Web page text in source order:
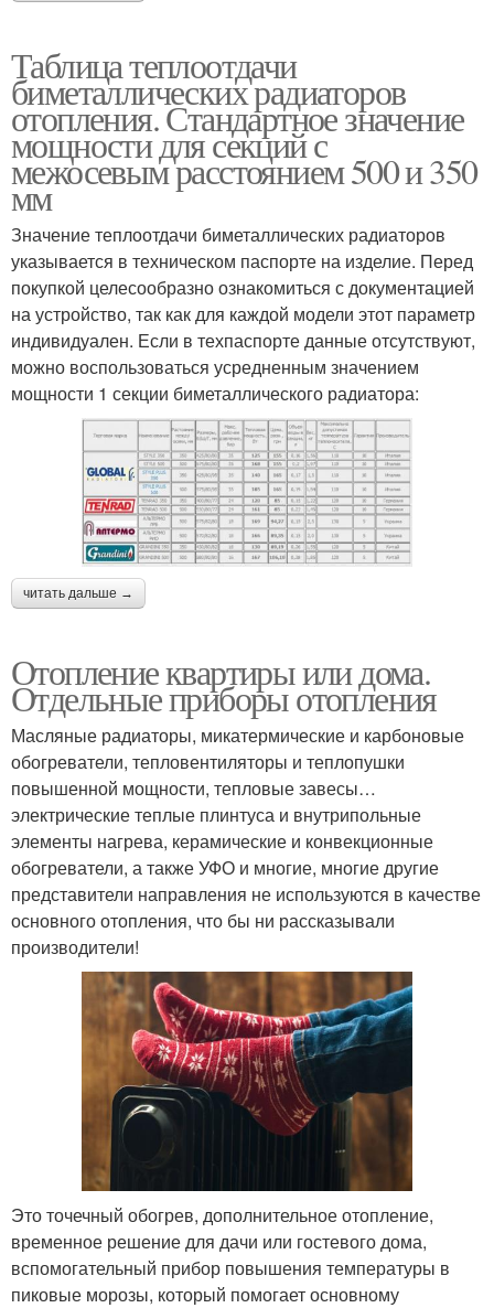
Таблица теплоотдачи
биметаллических радиаторов
отопления. Стандартное значение
мощности для секций с
межосевым расстоянием 500 и 350
мм
Значение теплоотдачи биметаллических радиаторов
указывается в техническом паспорте на изделие. Перед
покупкой целесообразно ознакомиться с документацией
на устройство, так как для каждой модели этот параметр
индивидуален. Если в техпаспорте данные отсутствуют,
можно воспользоваться усредненным значением
мощности 1 секции биметаллического радиатора:
читать дальше →
Отопление квартиры или дома.
Отдельные приборы отопления
Масляные радиаторы, микатермические и карбоновые
обогреватели, тепловентиляторы и теплопушки
повышенной мощности, тепловые завесы…
электрические теплые плинтуса и внутрипольные
элементы нагрева, керамические и конвекционные
обогреватели, а также УФО и многие, многие другие
представители направления не используются в качестве
основного отопления, что бы ни рассказывали
производители!
Это точечный обогрев, дополнительное отопление,
временное решение для дачи или гостевого дома,
вспомогательный прибор повышения температуры в
пиковые морозы, который помогает основному